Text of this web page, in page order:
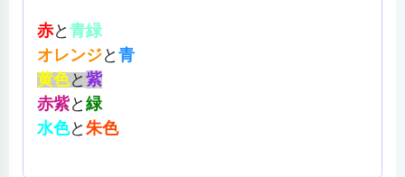
赤と 青緑
オレンジと 青
黄色と 紫
赤紫と 緑
水色と 朱色